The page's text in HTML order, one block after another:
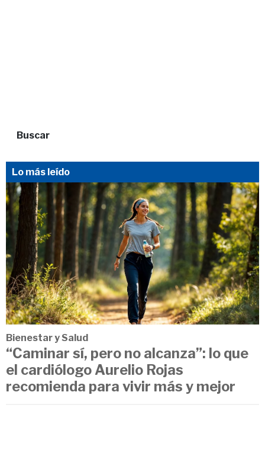
Buscar
Lo más leído
Bienestar y Salud
“Caminar sí, pero no alcanza”: lo que
el cardiólogo Aurelio Rojas
recomienda para vivir más y mejor